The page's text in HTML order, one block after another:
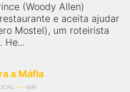
(Woody Allen)
e aceita ajudar
Mostel), um roteirista
He...
a Máfia
MIN